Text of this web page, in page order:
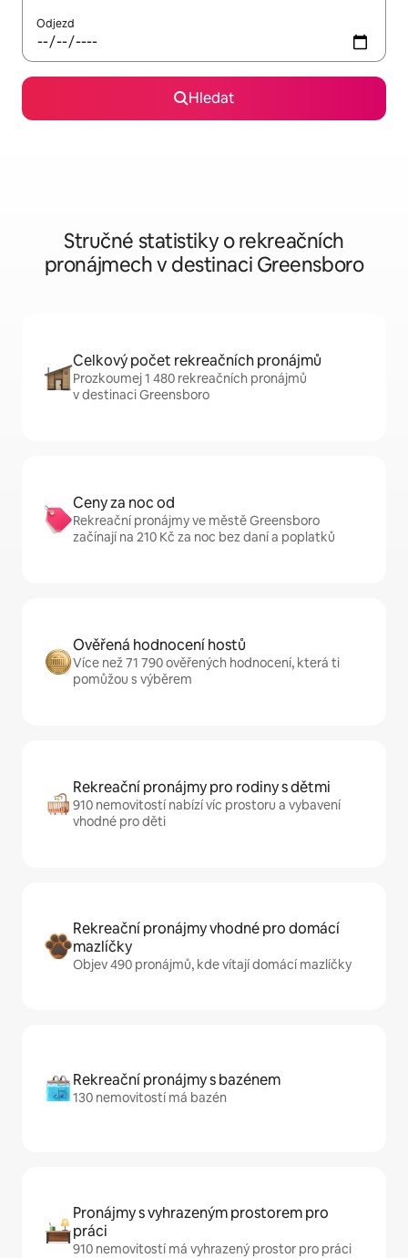
Odjezd
Hledat
Stručné statistiky o rekreačních
pronájmech v destinaci Greensboro
Celkový počet rekreačních pronájmů
Prozkoumej 1 480 rekreačních pronájmů
v destinaci Greensboro
Ceny za noc od
Rekreační pronájmy ve městě Greensboro
začínají na 210 Kč za noc bez daní a poplatků
Ověřená hodnocení hostů
Více než 71 790 ověřených hodnocení, která ti
pomůžou s výběrem
Rekreační pronájmy pro rodiny s dětmi
910 nemovitostí nabízí víc prostoru a vybavení
vhodné pro děti
Rekreační pronájmy vhodné pro domácí
mazlíčky
Objev 490 pronájmů, kde vítají domácí mazlíčky
Rekreační pronájmy s bazénem
130 nemovitostí má bazén
Pronájmy s vyhrazeným prostorem pro
práci
910 nemovitostí má vyhrazený prostor pro práci